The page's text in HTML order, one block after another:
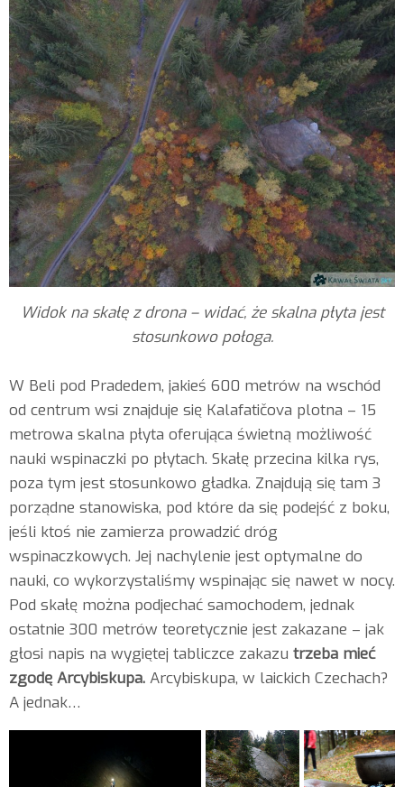
Widok na skałę z drona – widać, że skalna płyta jest
stosunkowo połoga.
W Beli pod Pradedem, jakieś 600 metrów na wschód
od centrum wsi znajduje się Kalafatičova plotna – 15
metrowa skalna płyta oferująca świetną możliwość
nauki wspinaczki po płytach. Skałę przecina kilka rys,
poza tym jest stosunkowo gładka. Znajdują się tam 3
porządne stanowiska, pod które da się podejść z boku,
jeśli ktoś nie zamierza prowadzić dróg
wspinaczkowych. Jej nachylenie jest optymalne do
nauki, co wykorzystaliśmy wspinając się nawet w nocy.
Pod skałę można podjechać samochodem, jednak
ostatnie 300 metrów teoretycznie jest zakazane – jak
głosi napis na wygiętej tabliczce zakazu trzeba mieć
zgodę Arcybiskupa. Arcybiskupa, w laickich Czechach?
A jednak…
Któżby